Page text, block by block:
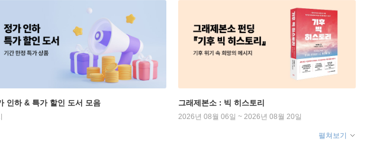
인하 & 특가 할인 도서 모음 그래제본소 : 빅 히스토리
2026년 08월 06일 ~ 2026년 08월 20일
펼쳐보기